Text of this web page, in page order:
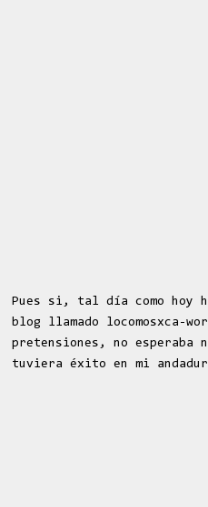
Pues si, tal día como hoy
blog llamado locomosxca-
pretensiones, no esperaba
tuviera éxito en mi